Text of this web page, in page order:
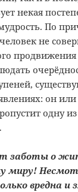
некая
По
не
продвижения
он
одну
заботы о
миру!
вредна и